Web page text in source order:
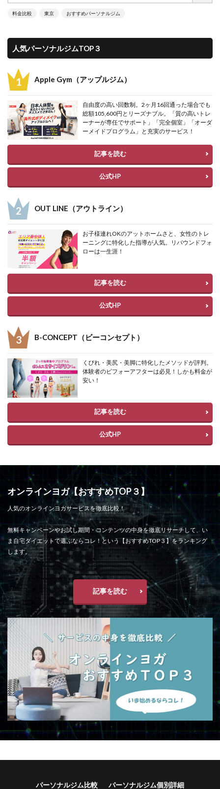
料金比較 東京 おすすめパーソナルジム
人気パーソナルジムTOP３
Apple Gym（アップルジム）
自由度の高い回数制。2ヶ月16回通った場合でも
総額105,600円とリーズナブル。「質の高いトレ
ーナーが専任でサポート」「完全個室」「オーダ
ーメイドプログラム」と充実のサービス！
記事を読む
公式HP
OUT LINE（アウトライン）
お子様連れOKのアットホームさと、女性のトレ
ーニングに特化した指導が人気。リバウンドフォ
ローは一生涯！
記事を読む
公式HP
B-CONCEPT（ビーコンセプト）
くびれ・美尻・美脚に特化したメソッドが評判。
体験者のビフォーアフターは必見！しかも料金が
安い！
記事を読む
公式HP
オンラインヨガ【おすすめTOP３】
人気のオンラインヨガサービスを徹底比較！
無料キャンペーンやお試し期間・コンテンツの中身を徹底リサーチして、い
ま自宅ダイエットで選ぶならコレ！という【おすすめTOP３】をランキング
します。
記事を読む
パーソナルジム比較 パーソナルジム個別詳細